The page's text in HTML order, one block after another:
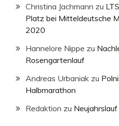
Christina Jachmann zu
Platz bei Mitteldeutsche
2020
Hannelore Nippe zu
Rosengartenlauf
Andreas Urbaniak zu
Halbmarathon
Redaktion zu Neujahrslauf